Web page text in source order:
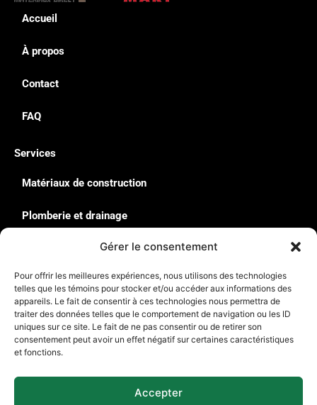
Gérer le consentement
Pour offrir les meilleures expériences, nous utilisons des technologies
telles que les témoins pour stocker et/ou accéder aux informations des
appareils. Le fait de consentir à ces technologies nous permettra de
traiter des données telles que le comportement de navigation ou les ID
uniques sur ce site. Le fait de ne pas consentir ou de retirer son
consentement peut avoir un effet négatif sur certaines caractéristiques
et fonctions.
Accepter
Accueil
À propos
Contact
FAQ
Services
Matériaux de construction
Plomberie et drainage
Quincaillerie & Équipement
Solutions de rangement : Rousseau
Contact
135, Avenue du Parc de l’Innovation La-Pocatière G0R
1Z0